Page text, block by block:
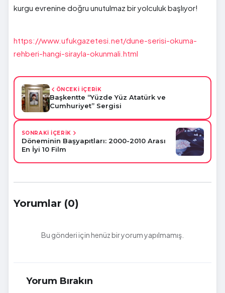
kurgu evrenine doğru unutulmaz bir yolculuk başlıyor!
https://www.ufukgazetesi.net/dune-serisi-okuma-
rehberi-hangi-sirayla-okunmali.html
ÖNCEKİ İÇERİK
Başkentte “Yüzde Yüz Atatürk ve
Cumhuriyet” Sergisi
SONRAKİ İÇERİK
Döneminin Başyapıtları: 2000-2010 Arası
En İyi 10 Film
Yorumlar (0)
Bu gönderi için henüz bir yorum yapılmamış.
Yorum Bırakın